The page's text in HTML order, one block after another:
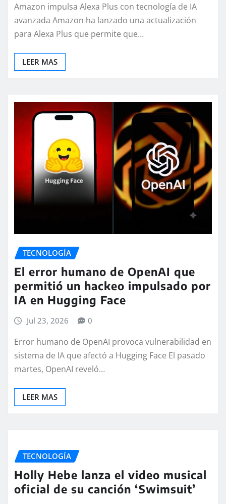
Amazon impulsa Alexa Plus con tecnología de IA
avanzada Amazon ha lanzado una actualización
para Alexa Plus que permite que…
LEER MAS
TECNOLOGÍA
El error humano de OpenAI que
permitió un hackeo impulsado por
IA en Hugging Face
Jul 23, 2026 0
Error humano de OpenAI provoca vulnerabilidad en
sistema de IA que afectó a Hugging Face El pasado
martes, OpenAI reveló…
LEER MAS
TECNOLOGÍA
Holly Hebe lanza el video musical
oficial de su canción ‘Swimsuit’